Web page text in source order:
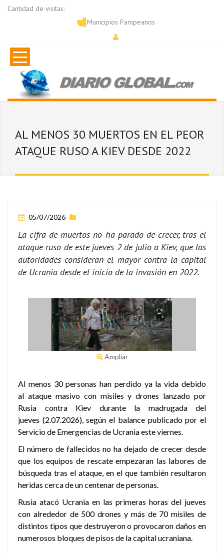
Cantidad de visitas:
Municipios Pampeanos
AL MENOS 30 MUERTOS EN EL PEOR
ATAQUE RUSO A KIEV DESDE 2022
05/07/2026
La cifra de muertos no ha parado de crecer, tras el
ataque ruso de este jueves 2 de julio a Kiev, que las
autoridades consideran el mayor contra la capital
de Ucrania desde el inicio de la invasión en 2022.
Ampliar
Al menos 30 personas han perdido ya la vida debido
al ataque masivo con misiles y drones lanzado por
Rusia contra Kiev durante la madrugada del
jueves (2.07.2026), según el balance publicado por el
Servicio de Emergencias de Ucrania este viernes.
El número de fallecidos no ha dejado de crecer desde
que los equipos de rescate empezaran las labores de
búsqueda tras el ataque, en el que también resultaron
heridas cerca de un centenar de personas.
Rusia atacó Ucrania en las primeras horas del jueves
con alrededor de 500 drones y más de 70 misiles de
distintos tipos que destruyeron o provocaron daños en
numerosos bloques de pisos de la capital ucraniana.